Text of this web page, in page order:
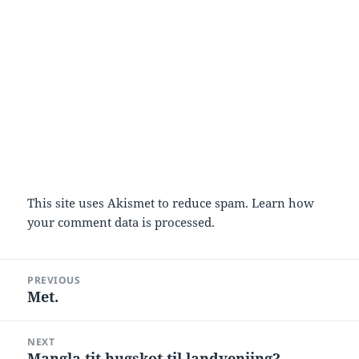
This site uses Akismet to reduce spam.Learn how
your comment data is processed.
navigation
PREVIOUS
Previous
Met.
NEXT